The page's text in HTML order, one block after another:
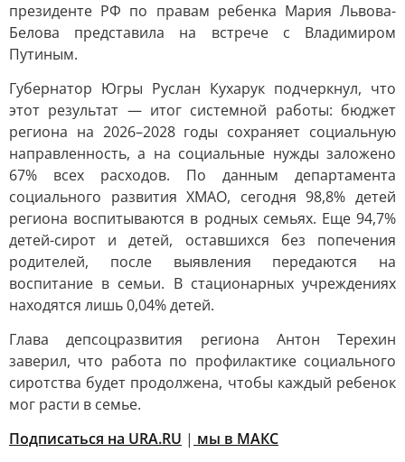
президенте РФ по правам ребенка Мария Львова-
Белова представила на встрече с Владимиром
Путиным.
Губернатор Югры Руслан Кухарук подчеркнул, что
этот результат — итог системной работы: бюджет
региона на 2026–2028 годы сохраняет социальную
направленность, а на социальные нужды заложено
67% всех расходов. По данным департамента
социального развития ХМАО, сегодня 98,8% детей
региона воспитываются в родных семьях. Еще 94,7%
детей-сирот и детей, оставшихся без попечения
родителей, после выявления передаются на
воспитание в семьи. В стационарных учреждениях
находятся лишь 0,04% детей.
Глава депсоцразвития региона Антон Терехин
заверил, что работа по профилактике социального
сиротства будет продолжена, чтобы каждый ребенок
мог расти в семье.
Подписаться на URA.RU | мы в MAКС